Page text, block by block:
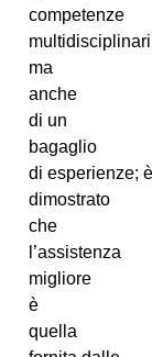
competenze
ma
anche
di un
bagaglio
di esperienze;
dimostrato
che
l’assistenza
migliore
è
quella